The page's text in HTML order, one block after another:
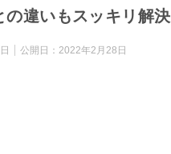
の違いもスッキリ解決
公開日： 2022年2月28日